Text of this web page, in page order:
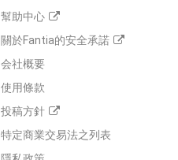
幫助中心
關於Fantia的安全承諾
会社概要
使用條款
投稿方針
特定商業交易法之列表